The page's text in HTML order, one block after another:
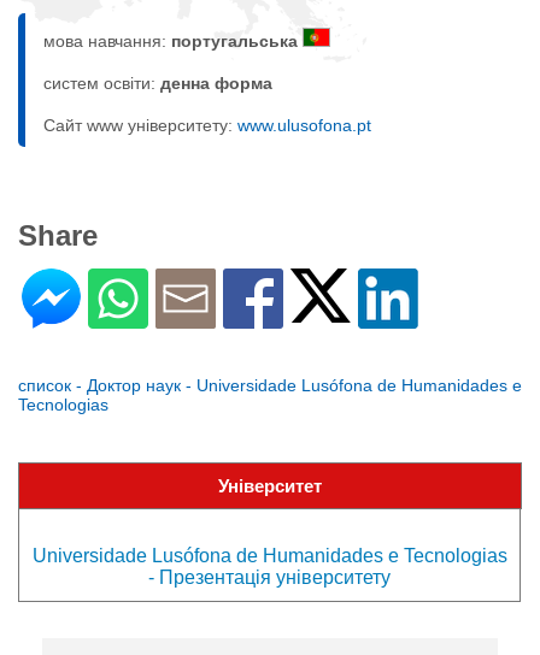
мова навчання: португальська
систем освіти: денна форма
Сайт www університету: www.ulusofona.pt
Share
список - Доктор наук - Universidade Lusófona de Humanidades e
Tecnologias
Університет
Universidade Lusófona de Humanidades e Tecnologias
- Презентація університету